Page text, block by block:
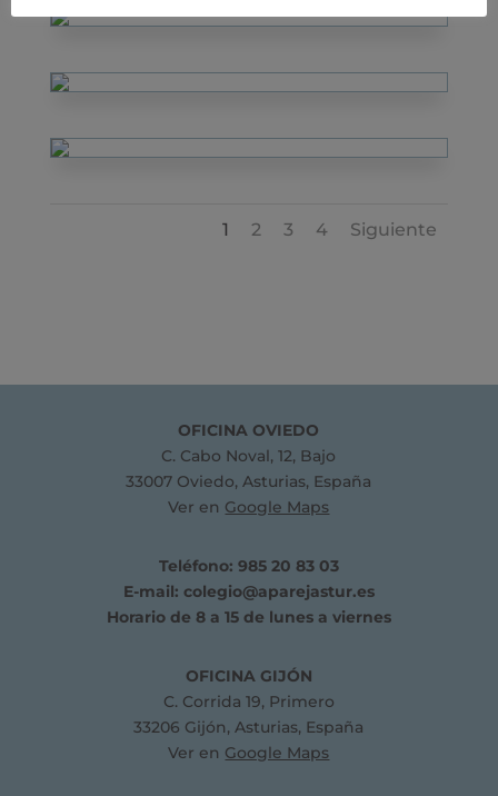
1 2 3 4 Siguiente
OFICINA OVIEDO
C. Cabo Noval, 12, Bajo
33007 Oviedo, Asturias, España
Ver en Google Maps
Teléfono: 985 20 83 03
E-mail: colegio@aparejastur.es
Horario de 8 a 15 de lunes a viernes
OFICINA GIJÓN
C. Corrida 19, Primero
33206 Gijón, Asturias, España
Ver en Google Maps